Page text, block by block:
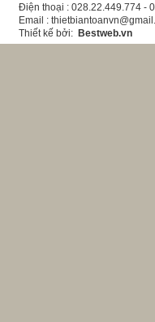
Điện thoại : 028.22.449.774
Email :
Thiết kế bởi: Bestweb.vn